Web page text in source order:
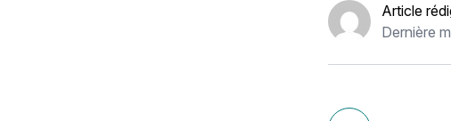
Article
Dernière
Navigation